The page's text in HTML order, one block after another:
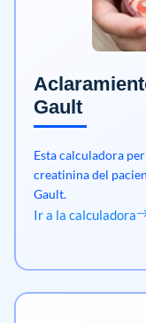
Gault
Esta calculadora
creatinina del
Gault.
Ir a la calculadora